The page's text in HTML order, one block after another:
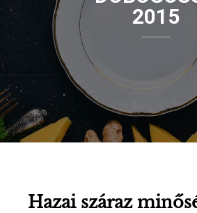
A
Y
M
2015
Hazai száraz